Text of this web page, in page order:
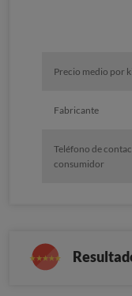
Precio medio por
Fabricante
Teléfono de
consumidor